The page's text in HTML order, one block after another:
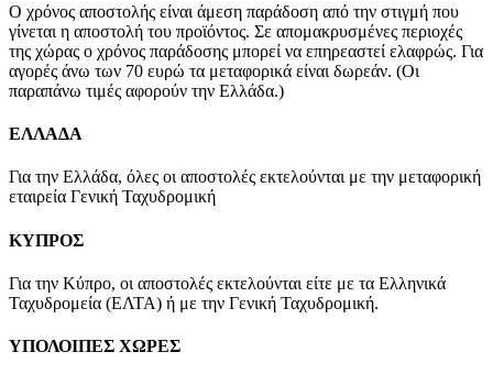
Ο χρόνος αποστολής είναι άμεση παράδοση από την στιγμή που
γίνεται η αποστολή του προϊόντος. Σε απομακρυσμένες περιοχές
της χώρας ο χρόνος παράδοσης μπορεί να επηρεαστεί ελαφρώς. Για
αγορές άνω των 70 ευρώ τα μεταφορικά είναι δωρεάν. (Οι
παραπάνω τιμές αφορούν την Ελλάδα.)
ΕΛΛΑΔΑ
Για την Ελλάδα, όλες οι αποστολές εκτελούνται με την μεταφορική
εταιρεία Γενική Ταχυδρομική
ΚΥΠΡΟΣ
Για την Κύπρο, οι αποστολές εκτελούνται είτε με τα Ελληνικά
Ταχυδρομεία (ΕΛΤΑ) ή με την Γενική Ταχυδρομική.
ΥΠΟΛΟΙΠΕΣ ΧΩΡΕΣ